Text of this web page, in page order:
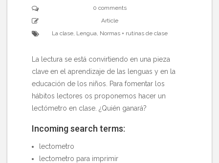
0 comments
Article
La clase, Lengua, Normas + rutinas de clase
La lectura se está convirtiendo en una pieza
clave en el aprendizaje de las lenguas y en la
educación de los niños. Para fomentar los
hábitos lectores os proponemos hacer un
lectómetro en clase. ¿Quién ganará?
Incoming search terms:
lectometro
lectometro para imprimir